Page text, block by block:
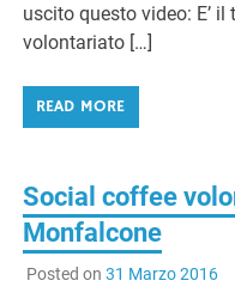
uscito questo video: E’
volontariato […]
READ MORE
Social coffee
Monfalcone
Posted on 31 Marzo 2016